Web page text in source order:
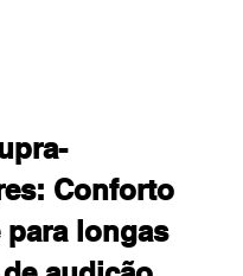
Conforto
para longas